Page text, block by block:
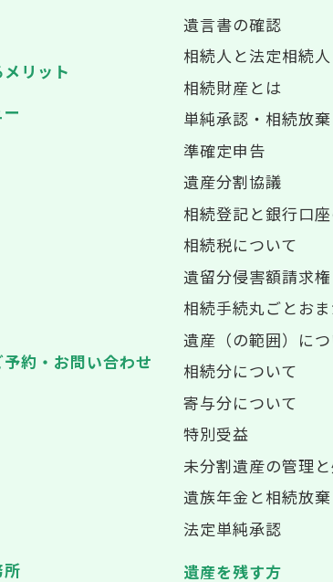
リット
約・お問い合わせ
遺言書の確認
相続人と法定相続人
相続財産とは
単純承認・相続放
準確定申告
遺産分割協議
相続登記と銀行口
相続税について
遺留分侵害額請求権
相続手続丸ごとお
遺産（の範囲）に
相続分について
寄与分について
特別受益
未分割遺産の管理
遺族年金と相続放棄
法定単純承認
遺産を残す方